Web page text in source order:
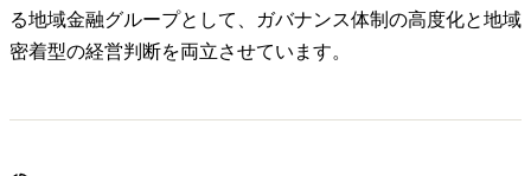
る地域金融グループとして、ガバナンス体制の高度化と地域
密着型の経営判断を両立させています。